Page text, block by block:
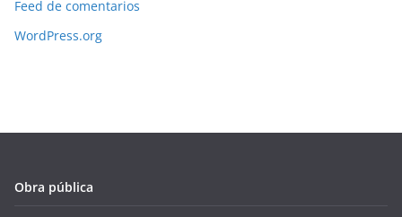
Feed de comentarios
WordPress.org
Obra pública